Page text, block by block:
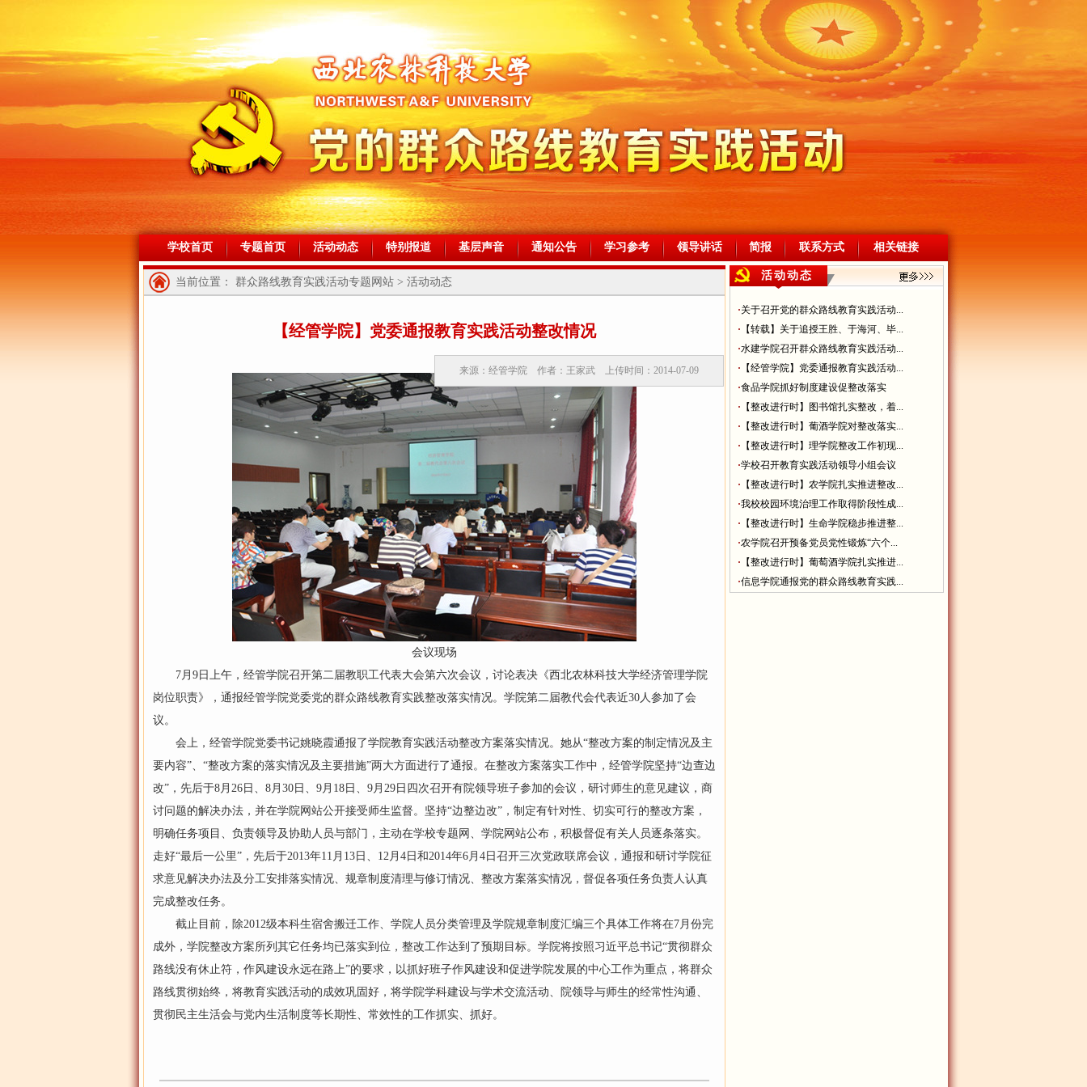
学校首页 专题首页 活动动态 特别报道 基层声音 通知公告 学习参考 领导讲话 简报 联系方式 相关链接
当前位置： 群众路线教育实践活动专题网站 > 活动动态
【经管学院】党委通报教育实践活动整改情况
来源：经管学院 作者：王家武 上传时间：2014-07-09
会议现场
7月9日上午，经管学院召开第二届教职工代表大会第六次会议，讨论表决《西北农林科技大学经济管理学院
岗位职责》，通报经管学院党委党的群众路线教育实践整改落实情况。学院第二届教代会代表近30人参加了会
议。
会上，经管学院党委书记姚晓霞通报了学院教育实践活动整改方案落实情况。她从“整改方案的制定情况及主
要内容”、“整改方案的落实情况及主要措施”两大方面进行了通报。在整改方案落实工作中，经管学院坚持“边查边
改”，先后于8月26日、8月30日、9月18日、9月29日四次召开有院领导班子参加的会议，研讨师生的意见建议，商
讨问题的解决办法，并在学院网站公开接受师生监督。坚持“边整边改”，制定有针对性、切实可行的整改方案，
明确任务项目、负责领导及协助人员与部门，主动在学校专题网、学院网站公布，积极督促有关人员逐条落实。
走好“最后一公里”，先后于2013年11月13日、12月4日和2014年6月4日召开三次党政联席会议，通报和研讨学院征
求意见解决办法及分工安排落实情况、规章制度清理与修订情况、整改方案落实情况，督促各项任务负责人认真
完成整改任务。
截止目前，除2012级本科生宿舍搬迁工作、学院人员分类管理及学院规章制度汇编三个具体工作将在7月份完
成外，学院整改方案所列其它任务均已落实到位，整改工作达到了预期目标。学院将按照习近平总书记“贯彻群众
路线没有休止符，作风建设永远在路上”的要求，以抓好班子作风建设和促进学院发展的中心工作为重点，将群众
路线贯彻始终，将教育实践活动的成效巩固好，将学院学科建设与学术交流活动、院领导与师生的经常性沟通、
贯彻民主生活会与党内生活制度等长期性、常效性的工作抓实、抓好。
活动动态
·关于召开党的群众路线教育实践活动...
· 【转载】关于追授王胜、于海河、毕...
·水建学院召开群众路线教育实践活动...
· 【经管学院】党委通报教育实践活动...
·食品学院抓好制度建设促整改落实
· 【整改进行时】图书馆扎实整改，着...
· 【整改进行时】葡酒学院对整改落实...
· 【整改进行时】理学院整改工作初现...
·学校召开教育实践活动领导小组会议
· 【整改进行时】农学院扎实推进整改...
·我校校园环境治理工作取得阶段性成...
· 【整改进行时】生命学院稳步推进整...
·农学院召开预备党员党性锻炼“六个...
· 【整改进行时】葡萄酒学院扎实推进...
·信息学院通报党的群众路线教育实践...